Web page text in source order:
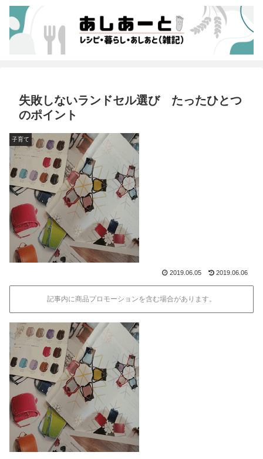
失敗しないランドセル選び たったひとつ
のポイント
子育て
2019.06.05 2019.06.06
記事内に商品プロモーションを含む場合があります。